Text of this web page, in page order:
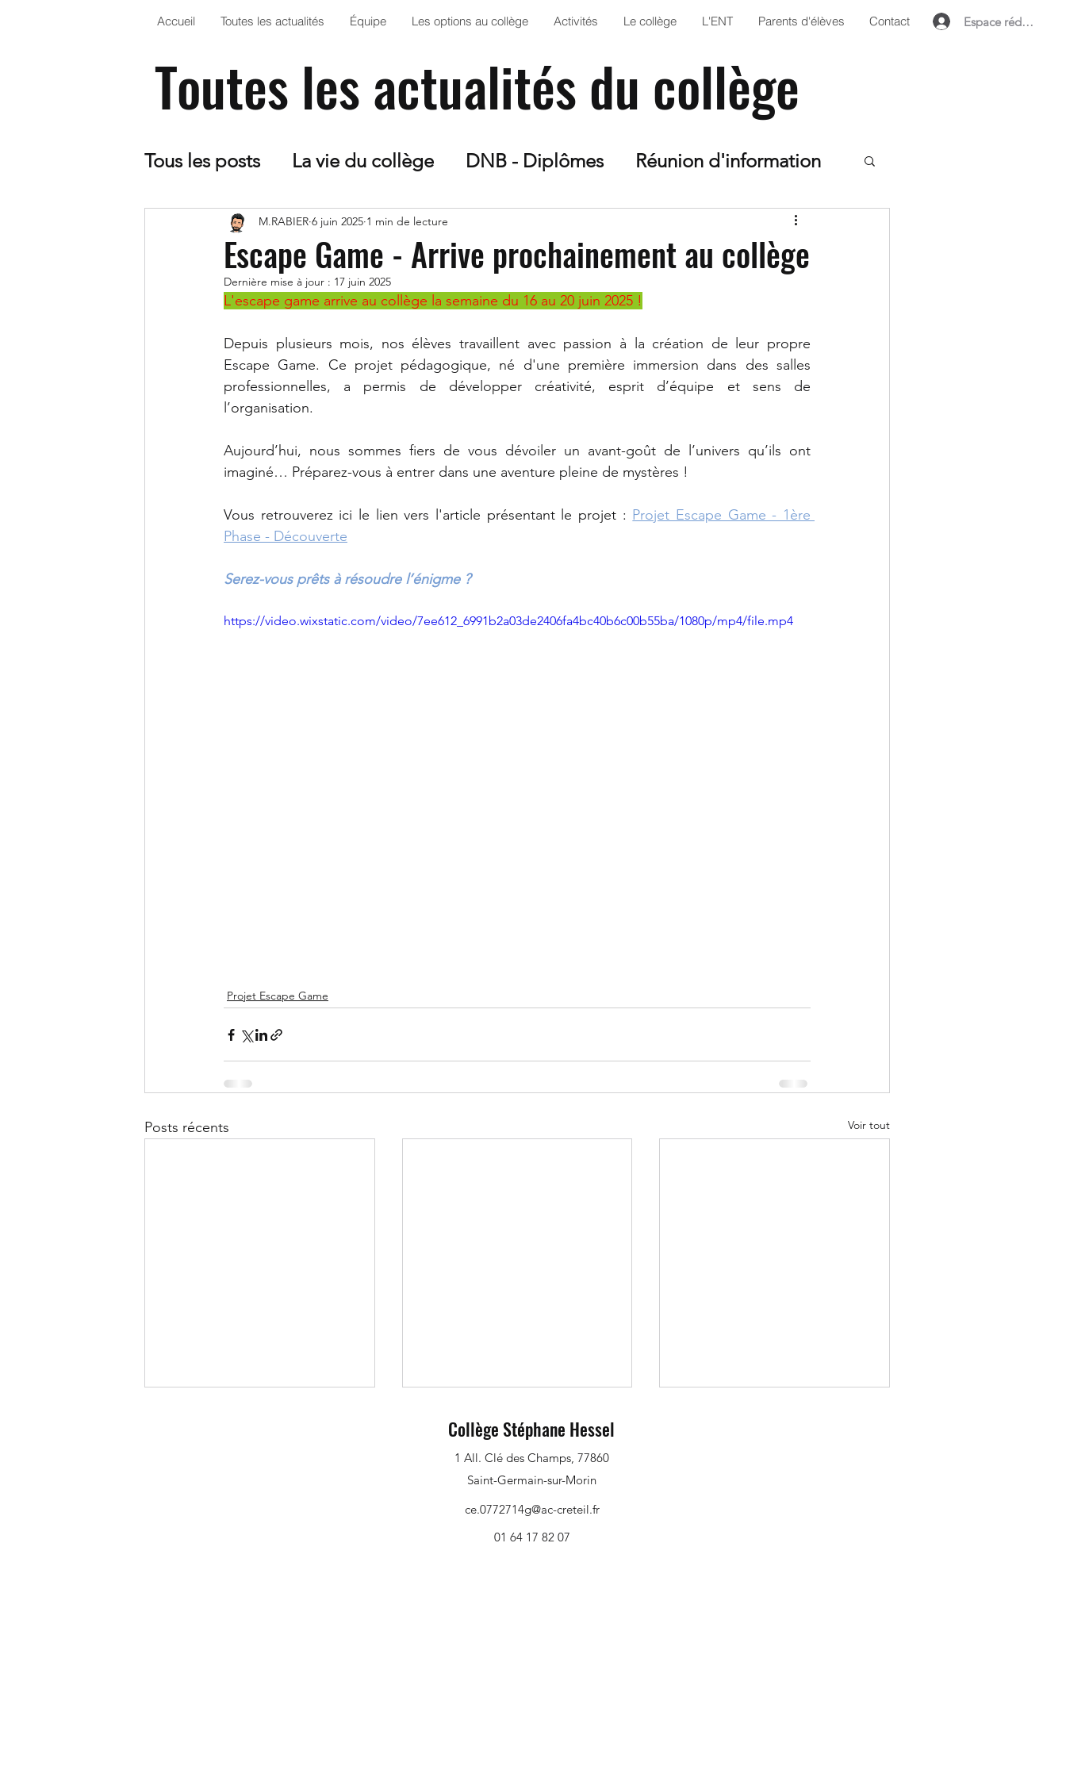
Accueil Toutes les actualités Équipe Les options au collège Activités Le collège L'ENT Parents d'élèves Contact Espace rédacteur
Toutes les actualités du collège
Tous les posts La vie du collège DNB - Diplômes Réunion d'information
5ème - Option Art Solidarité
Le collège dans la Presse Sortie scolaire Projet Escape Game
Arts Plastiques EPS Club Jardin AS Anglais Français
Rentrée scolaire
Ville de Saint-Germain-sur-Morin 4ème Forum des stages
Projet ENVOL 5ème
Escape Game - Arrive prochainement au collège
M.RABIER 6 juin 2025 1 min de lecture
Dernière mise à jour : 17 juin 2025
L'escape game arrive au collège la semaine du 16 au 20 juin 2025 !
Depuis plusieurs mois, nos élèves travaillent avec passion à la création de leur propre
Escape Game. Ce projet pédagogique, né d'une première immersion dans des salles
professionnelles, a permis de développer créativité, esprit d’équipe et sens de
l’organisation.
Aujourd’hui, nous sommes fiers de vous dévoiler un avant-goût de l’univers qu’ils ont
imaginé… Préparez-vous à entrer dans une aventure pleine de mystères !
Vous retrouverez ici le lien vers l'article présentant le projet : Projet Escape Game - 1ère
Phase - Découverte
Serez-vous prêts à résoudre l’énigme ?
https://video.wixstatic.com/video/7ee612_6991b2a03de2406fa4bc40b6c00b55ba/1080p/mp4/file.mp4
Projet Escape Game
Posts récents Voir tout
Une nouvelle aventure Escape
Collège Stéphane Hessel
1 All. Clé des Champs, 77860
Saint-Germain-sur-Morin
ce.0772714g@ac-creteil.fr
01 64 17 82 07